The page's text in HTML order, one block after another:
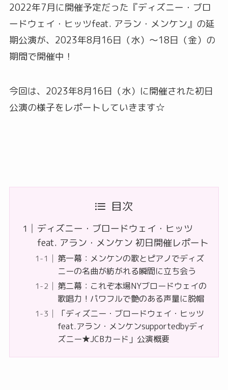
2022年7⽉に開催予定だった『ディズニー・ブロ
ードウェイ・ヒッツfeat. アラン・メンケン』の延
期公演が、2023年8⽉16⽇（⽔）〜18⽇（⾦）の
期間で開催中！
今回は、2023年8月16日（水）に開催された初日
公演の様子をレポートしていきます☆
目次
ディズニー・ブロードウェイ・ヒッツ
feat. アラン・メンケン 初日開催レポート
第一幕：メンケンの歌とピアノでディズ
ニーの名曲が紡がれる瞬間に立ち会う
第二幕：これぞ本場NYブロードウェイの
歌唱力！パワフルで艶のある声量に脱帽
「ディズニー・ブロードウェイ・ヒッツ
feat.アラン・メンケンsupportedbyディ
ズニー★JCBカード」公演概要